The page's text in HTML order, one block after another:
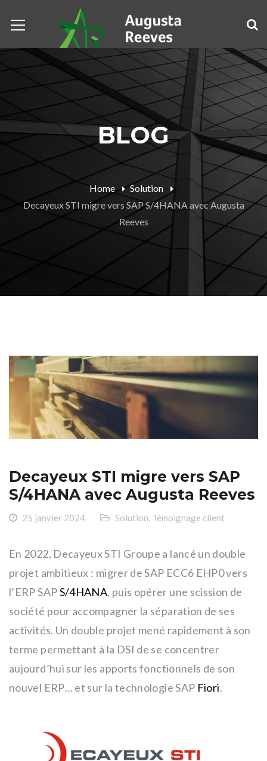
BLOG
Home
Solution
Decayeux STI migre vers SAP S/4HANA avec Augusta
Reeves
Decayeux STI migre vers SAP
S/4HANA avec Augusta Reeves
25 janvier 2024 Solution, Témoignage client
En 2022, Decayeux STI Groupe a lancé un double
projet ambitieux : migrer de SAP ECC6 EHP0 vers
l’ERP SAPS/4HANA, puis opérer une scission de
société pour accompagner la séparation de ses
activités. Un double projet mené rapidement à son
terme permettant à la DSI de se concentrer
aujourd’hui sur les apports fonctionnels de son
nouvel ERP… et sur la technologie SAP Fiori.